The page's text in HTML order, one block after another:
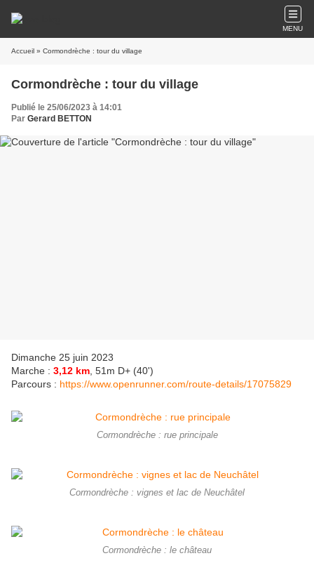
MENU
Accueil » Cormondrèche : tour du village
Cormondrèche : tour du village
Publié le 25/06/2023 à 14:01
Par Gerard BETTON
Dimanche 25 juin 2023
Marche : 3,12 km , 51m D+ (40')
Parcours : https://www.openrunner.com/route-details/17075829
Cormondrèche : rue principale
Cormondrèche : vignes et lac de Neuchâtel
Cormondrèche : le château